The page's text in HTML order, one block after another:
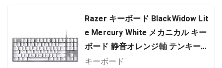
Razer キーボード BlackWidow Lit
e Mercury White メカニカル キー
ボード 静音オレンジ軸 テンキーレ
ス 英語US配列 【日本正規代理店保
キーボード